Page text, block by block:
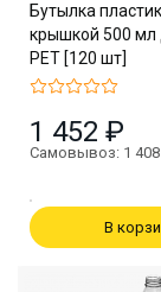
Бутылка
крышкой 500 мл
PET [120 шт]
1 452 ₽
Самовывоз: 1
В